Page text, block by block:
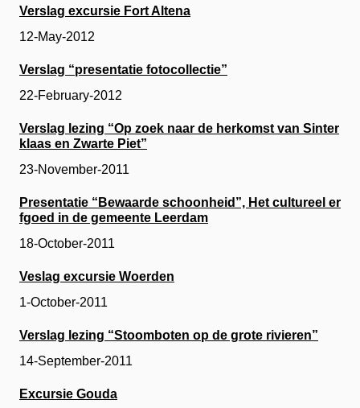
Verslag excursie Fort Altena
12-May-2012
Verslag “presentatie fotocollectie”
22-February-2012
Verslag lezing “Op zoek naar de herkomst van Sinter
klaas en Zwarte Piet”
23-November-2011
Presentatie “Bewaarde schoonheid”, Het cultureel er
fgoed in de gemeente Leerdam
18-October-2011
Veslag excursie Woerden
1-October-2011
Verslag lezing “Stoomboten op de grote rivieren”
14-September-2011
Excursie Gouda